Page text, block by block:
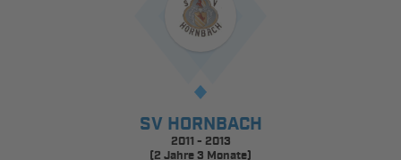
SV HORNBACH
2011 - 2013
(2 Jahre 3 Monate)